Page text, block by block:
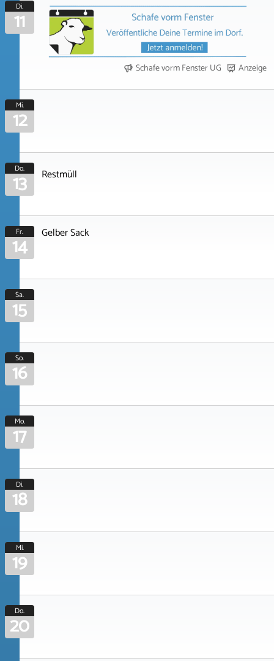
Di.
11
Schafe vorm Fenster UG Anzeige
Mi.
12
Do.
13 Restmüll
Fr.
14 Gelber Sack
Sa.
15
So.
16
Mo.
17
Di.
18
Mi.
19
Do.
20